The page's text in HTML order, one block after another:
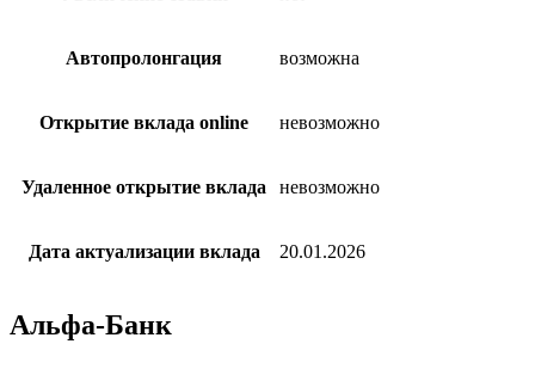
Автопролонгация возможна
Открытие вклада online невозможно
Удаленное открытие вклада невозможно
Дата актуализации вклада 20.01.2026
Альфа-Банк